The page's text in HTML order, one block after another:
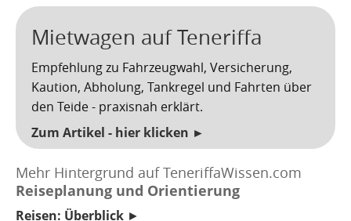
Mietwagen auf Teneriffa
Empfehlung zu Fahrzeugwahl, Versicherung,
Kaution, Abholung, Tankregel und Fahrten über
den Teide - praxisnah erklärt.
Zum Artikel - hier klicken ►
Mehr Hintergrund auf TeneriffaWissen.com
Reiseplanung und Orientierung
Reisen: Überblick ►